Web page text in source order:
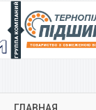
ГРУППА КОМПАНИЙ